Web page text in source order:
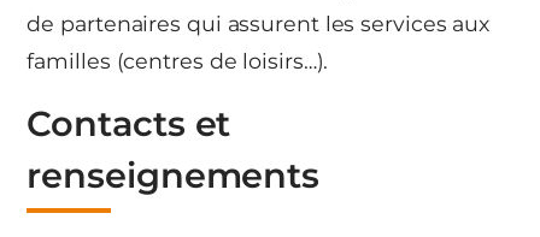
de partenaires qui assurent les services aux
familles (centres de loisirs…).
Contacts et
renseignements